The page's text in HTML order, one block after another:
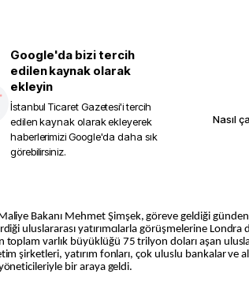
Google'da bizi tercih
edilen kaynak olarak
ekleyin
İstanbul Ticaret Gazetesi'i tercih
edilen kaynak olarak ekleyerek
haberlerimizi Google'da daha sık
görebilirsiniz.
Nasıl
Bakanı Mehmet Şimşek, göreve geldiği
uluslararası yatırımcılarla görüşmelerine Londra
toplam varlık büyüklüğü 75 trilyon doları aşan
şirketleri, yatırım fonları, çok uluslu bankalar ve
bir araya geldi.